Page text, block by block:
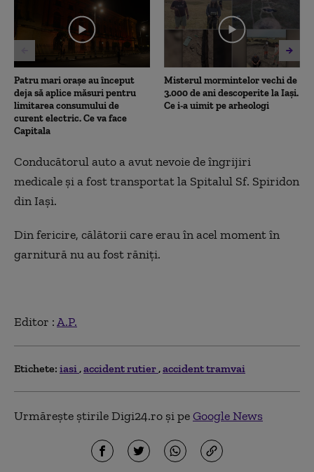
Patru mari orașe au început
deja să aplice măsuri pentru
limitarea consumului de
curent electric. Ce va face
Capitala
Misterul mormintelor vechi de
3.000 de ani descoperite la Iași.
Ce i-a uimit pe arheologi
Conducătorul auto a avut nevoie de îngrijiri
medicale și a fost transportat la Spitalul Sf. Spiridon
din Iași.
Din fericire, călătorii care erau în acel moment în
garnitură nu au fost răniți.
Editor :A.P.
Etichete: iasi accident rutier accident tramvai
Urmărește știrile Digi24.ro și peGoogle News